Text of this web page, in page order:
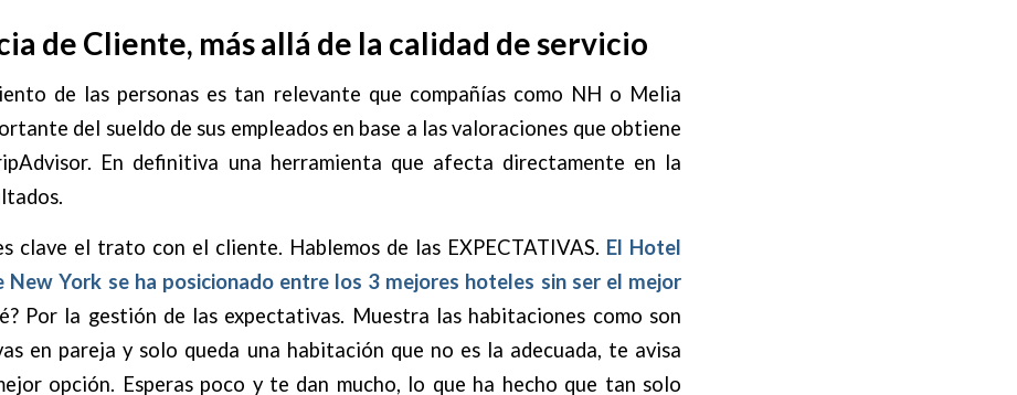
de Cliente, más allá de la calidad de servicio
de las personas es tan relevante que compañías como NH o Melia
del sueldo de sus empleados en base a las valoraciones que obtiene
En definitiva una herramienta que afecta directamente en la
clave el trato con el cliente. Hablemos de las EXPECTATIVAS. El Hotel
New York se ha posicionado entre los 3 mejores hoteles sin ser el mejor
Por la gestión de las expectativas. Muestra las habitaciones como son
en pareja y solo queda una habitación que no es la adecuada, te avisa
opción. Esperas poco y te dan mucho, lo que ha hecho que tan solo